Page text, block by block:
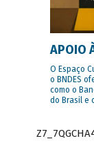
APOIO
O Espaço
o BNDES
como o
do Brasil e